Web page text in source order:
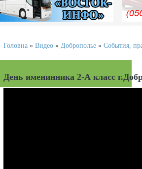
Головна » Видео » Доброполье » События,
День именинника 2-А класс